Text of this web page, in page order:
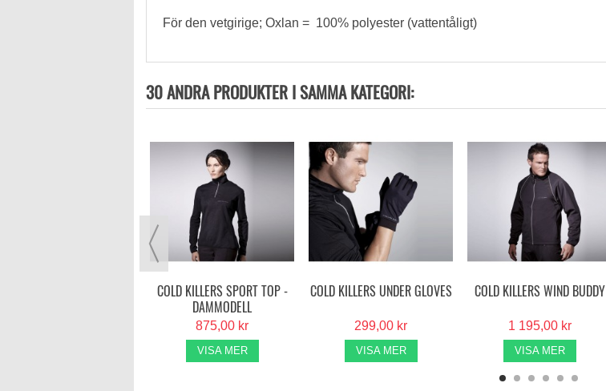
För den vetgirige; Oxlan = 100% polyester (vattentåligt)
30 ANDRA PRODUKTER I SAMMA KATEGORI:
COLD KILLERS SPORT TOP -
DAMMODELL
875,00 kr
VISA MER
COLD KILLERS UNDER GLOVES
299,00 kr
VISA MER
COLD KILLERS WIND BUDDY
1 195,00 kr
VISA MER